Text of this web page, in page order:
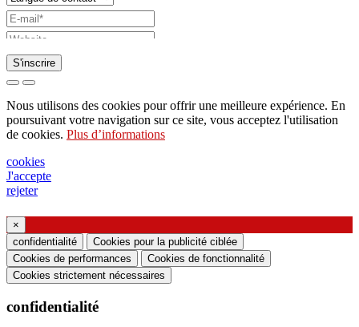
Demande d'envoi de catalogue
Demande à être contacté par votre représentant
commercial
Demande de support ou de conception
d'éclairage
produits Ghidini & Lucitalia
Manifestation du consentement (article 7 du
règlement UE n ° 2016/679)
Je déclare avoir lu les informations sur le
S'inscrire
Nous utilisons des cookies pour offrir une meilleure expérience. En
poursuivant votre navigation sur ce site, vous acceptez l'utilisation
de cookies. Plus d’informations
cookies
J'accepte
rejeter
×
confidentialité
Cookies pour la publicité ciblée
Cookies de performances
Cookies de fonctionnalité
Cookies strictement nécessaires
confidentialité